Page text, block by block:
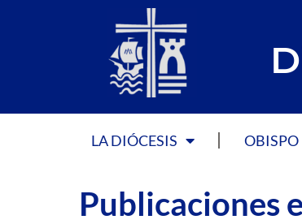
LA DIÓCESIS OBISPO
Publicaciones